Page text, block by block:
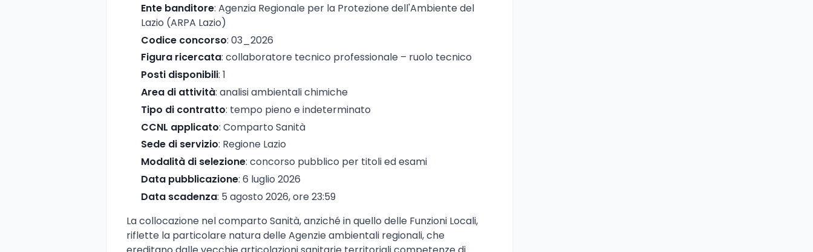
Ente banditore: Agenzia Regionale per la Protezione dell'Ambiente del
Lazio (ARPA Lazio)
Codice concorso: 03_2026
Figura ricercata: collaboratore tecnico professionale – ruolo tecnico
Posti disponibili: 1
Area di attività: analisi ambientali chimiche
Tipo di contratto: tempo pieno e indeterminato
CCNL applicato: Comparto Sanità
Sede di servizio: Regione Lazio
Modalità di selezione: concorso pubblico per titoli ed esami
Data pubblicazione: 6 luglio 2026
Data scadenza: 5 agosto 2026, ore 23:59
La collocazione nel comparto Sanità, anziché in quello delle Funzioni Locali,
riflette la particolare natura delle Agenzie ambientali regionali, che